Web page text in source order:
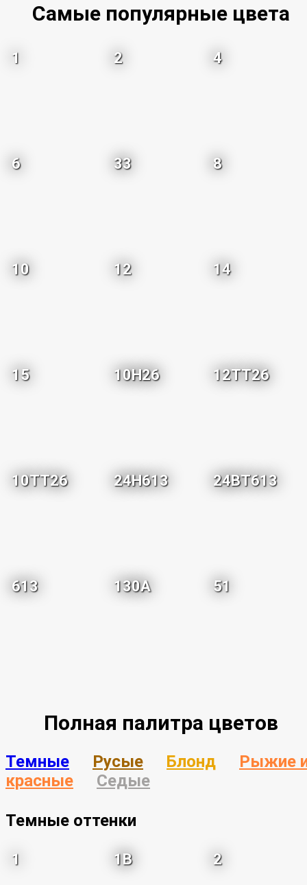
Самые популярные цвета
1 2 4
6 33 8
10 12 14
15 10H26 12TT26
10TT26 24H613 24BT613
613 130A 51
Полная палитра цветов
Темные Русые Блонд
Рыжие
красные
Седые
Темные оттенки
1 1B 2